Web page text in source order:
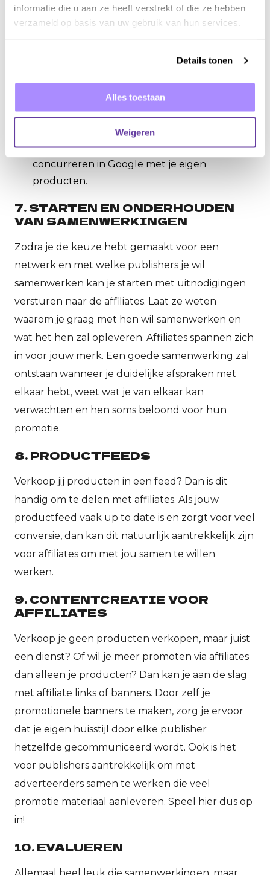
informatie die u aan ze heeft verstrekt of die ze hebben
verzameld op basis van uw gebruik van hun services.
Details tonen
Alles toestaan
Weigeren
Shopping Service. Met deze affiliates moet je
vaak even opletten wanneer je zelf ook
verzamelt namelijk producten (via
advertenties namens de adverteerder in de
zoekmachine. Wanneer je met een CSS wil
samenwerken moet je duidelijke afspraken
maken, want anders zal je vervolgens
concurreren in Google met je eigen
producten.
7. STARTEN EN ONDERHOUDEN
VAN SAMENWERKINGEN
Zodra je de keuze hebt gemaakt voor een
netwerk en met welke publishers je wil
samenwerken kan je starten met uitnodigingen
versturen naar de affiliates. Laat ze weten
waarom je graag met hen wil samenwerken en
wat het hen zal opleveren. Affiliates spannen zich
in voor jouw merk. Een goede samenwerking zal
ontstaan wanneer je duidelijke afspraken met
elkaar hebt, weet wat je van elkaar kan
verwachten en hen soms beloond voor hun
promotie.
8. PRODUCTFEEDS
Verkoop jij producten in een feed? Dan is dit
handig om te delen met affiliates. Als jouw
productfeed vaak up to date is en zorgt voor veel
conversie, dan kan dit natuurlijk aantrekkelijk zijn
voor affiliates om met jou samen te willen
werken.
9. CONTENTCREATIE VOOR
AFFILIATES
Verkoop je geen producten verkopen, maar juist
een dienst? Of wil je meer promoten via affiliates
dan alleen je producten? Dan kan je aan de slag
met affiliate links of banners. Door zelf je
promotionele banners te maken, zorg je ervoor
dat je eigen huisstijl door elke publisher
hetzelfde gecommuniceerd wordt. Ook is het
voor publishers aantrekkelijk om met
adverteerders samen te werken die veel
promotie materiaal aanleveren. Speel hier dus op
in!
10. EVALUEREN